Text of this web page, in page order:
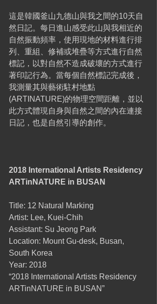
這是韓國釜山九德山與我之間的10天自
然日記。每日進山感受此山與我相近的
自然振動頻率，使用現地的材料進行排
列、重組、修補或堆疊等方式進行自然
標記，以對自然不造成破壞的方式進行
著印記行為。當每個自然標記完成後，
我測量其與藝術駐村地點
(ARTINATURE)的物理空間距離，並以
此方式體現自身與自然之間的內在連接
日記，也是自然引導的創作。
2018 International Artists Residency
ARTinNATURE in BUSAN
Title: 12 Natural Marking
Artist: Lee, Kuei-Chih
Assistant: Su Jeong Park
Location: Mount Gu-desk, Busan,
South Korea
Year: 2018
“2018 International Artists Residency
ARTinNATURE in BUSAN”